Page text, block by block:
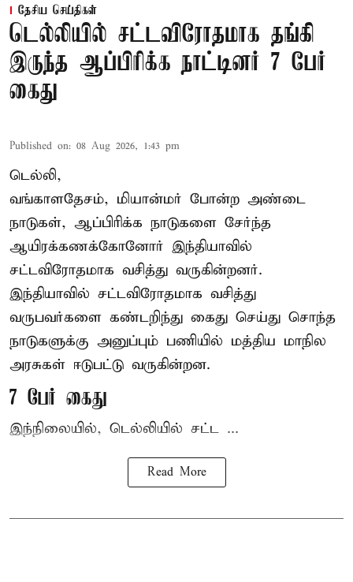
தேசிய செய்திகள்
டெல்லியில் சட்டவிரோதமாக தங்கி
இருந்த ஆப்பிரிக்க நாட்டினர் 7 பேர்
கைது
Published on: 08 Aug 2026, 1:43 pm
டெல்லி,
வங்காளதேசம், மியான்மர் போன்ற அண்டை
நாடுகள், ஆப்பிரிக்க நாடுகளை சேர்ந்த
ஆயிரக்கணக்கோனோர் இந்தியாவில்
சட்டவிரோதமாக வசித்து வருகின்றனர்.
இந்தியாவில் சட்டவிரோதமாக வசித்து
வருபவர்களை கண்டறிந்து கைது செய்து சொந்த
நாடுகளுக்கு அனுப்பும் பணியில் மத்திய மாநில
அரசுகள் ஈடுபட்டு வருகின்றன.
7 பேர் கைது
இந்நிலையில், டெல்லியில் சட்ட ...
Read More